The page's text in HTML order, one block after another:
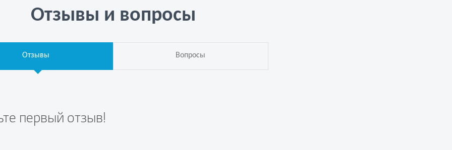
Отзывы и вопросы
Отзывы Вопросы
первый отзыв!
вопрос первым!